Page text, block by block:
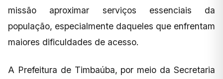
missão aproximar serviços essenciais da
população, especialmente daqueles que enfrentam
maiores dificuldades de acesso.
A Prefeitura de Timbaúba, por meio da Secretaria